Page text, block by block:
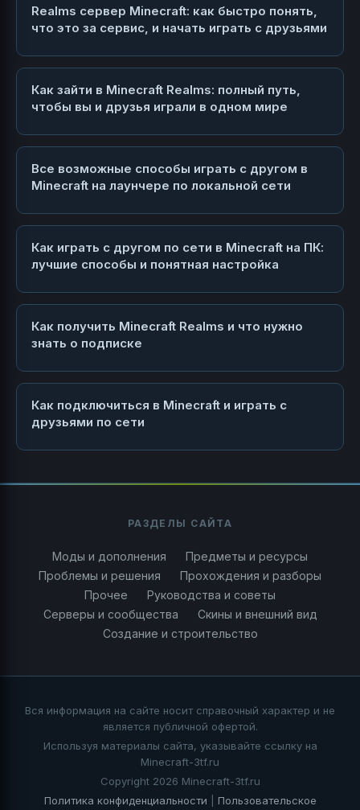
Realms сервер Minecraft: как быстро понять,
что это за сервис, и начать играть с друзьями
Как зайти в Minecraft Realms: полный путь,
чтобы вы и друзья играли в одном мире
Все возможные способы играть с другом в
Minecraft на лаунчере по локальной сети
Как играть с другом по сети в Minecraft на ПК:
лучшие способы и понятная настройка
Как получить Minecraft Realms и что нужно
знать о подписке
Как подключиться в Minecraft и играть с
друзьями по сети
РАЗДЕЛЫ САЙТА
Моды и дополнения
Предметы и ресурсы
Проблемы и решения
Прохождения и разборы
Прочее
Руководства и советы
Серверы и сообщества
Скины и внешний вид
Создание и строительство
Вся информация на сайте носит справочный характер и не
является публичной офертой.
Используя материалы сайта, указывайте ссылку на
Minecraft-3tf.ru
Copyright 2026 Minecraft-3tf.ru
Политика конфиденциальности
Пользовательское